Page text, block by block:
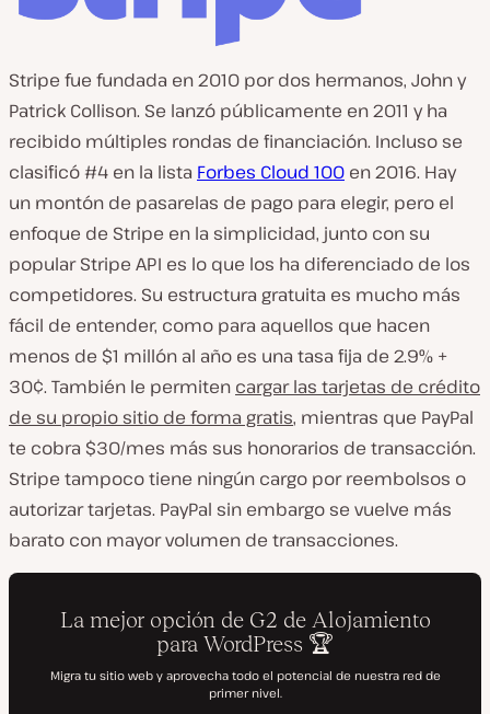
Stripe fue fundada en 2010 por dos hermanos, John y
Patrick Collison. Se lanzó públicamente en 2011 y ha
recibido múltiples rondas de financiación. Incluso se
clasificó #4 en la lista Forbes Cloud 100 en 2016. Hay
un montón de pasarelas de pago para elegir, pero el
enfoque de Stripe en la simplicidad, junto con su
popular Stripe API es lo que los ha diferenciado de los
competidores. Su estructura gratuita es mucho más
fácil de entender, como para aquellos que hacen
menos de $1 millón al año es una tasa fija de 2.9% +
30¢. También le permiten cargar las tarjetas de crédito
de su propio sitio de forma gratis, mientras que PayPal
te cobra $30/mes más sus honorarios de transacción.
Stripe tampoco tiene ningún cargo por reembolsos o
autorizar tarjetas. PayPal sin embargo se vuelve más
barato con mayor volumen de transacciones.